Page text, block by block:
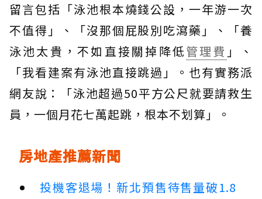
留言包括「泳池根本燒錢公設，一年游一次
不值得」、「沒那個屁股別吃瀉藥」、「養
泳池太貴，不如直接關掉降低管理費 」、
「我看建案有泳池直接跳過」。也有實務派
網友說：「泳池超過50平方公尺就要請救生
員，一個月花七萬起跳，根本不划算」。
房地產推薦新聞
投機客退場！新北預售待售量破1.8